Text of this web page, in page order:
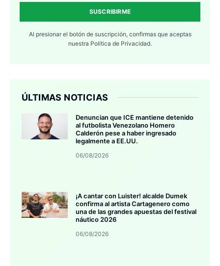
SUSCRIBIRME
Al presionar el botón de suscripción, confirmas que aceptas
nuestra Política de Privacidad.
ÚLTIMAS NOTICIAS
Denuncian que ICE mantiene detenido
al futbolista Venezolano Homero
Calderón pese a haber ingresado
legalmente a EE.UU.
06/08/2026
¡A cantar con Luister! alcalde Dumek
confirma al artista Cartagenero como
una de las grandes apuestas del festival
náutico 2026
06/08/2026